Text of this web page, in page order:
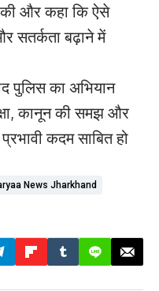
और कहा कि ऐसे
सतर्कता बढ़ाने में
पुलिस का अभियान
कानून की समझ और
कदम साबित हो
News Jharkhand